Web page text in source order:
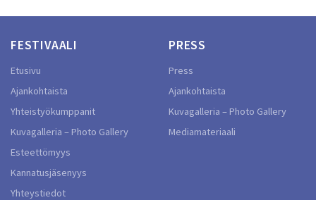
FESTIVAALI
Etusivu
Ajankohtaista
Yhteistyökumppanit
Kuvagalleria – Photo Gallery
Esteettömyys
Kannatusjäsenyys
Yhteystiedot
PRESS
Press
Ajankohtaista
Kuvagalleria – Photo Gallery
Mediamateriaali